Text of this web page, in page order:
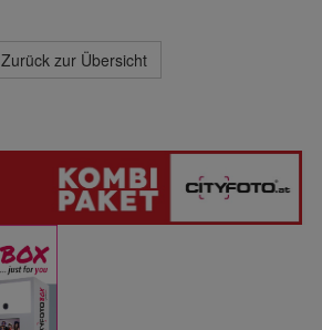
Zurück zur Übersicht